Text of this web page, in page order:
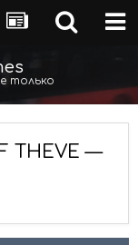
только
THEVE —